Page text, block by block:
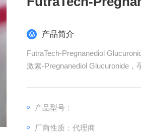
产品简介
FutraTech-Pregnanediol
激素-Pregnanediol
产品型号：
厂商性质：代理商